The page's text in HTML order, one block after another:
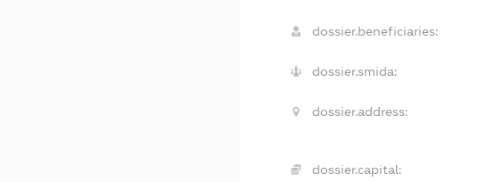
dossier.beneficiaries:
dossier.smida:
dossier.address:
dossier.capital: